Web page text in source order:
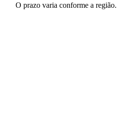
O prazo varia conforme a região.